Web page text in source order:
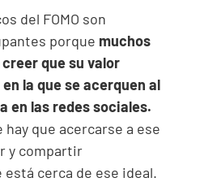
del FOMO son
porque muchos
que su valor
la que se acerquen al
en las redes sociales.
que acercarse a ese
y compartir
cerca de ese ideal.